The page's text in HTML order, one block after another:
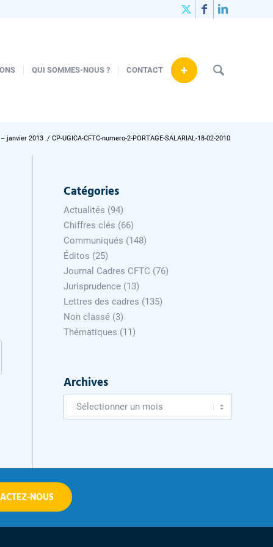
QUI SOMMES-NOUS ? CONTACT +
janvier 2013 / CP-UGICA-CFTC-numero-2-PORTAGE-SALARIAL-18-02-2010
Catégories
Actualités (94)
Chiffres clés (66)
Communiqués (148)
Éditos (25)
Journal Cadres CFTC (76)
Jurisprudence (13)
Lettres des cadres (135)
Non classé (3)
Thématiques (11)
Archives
NOUS